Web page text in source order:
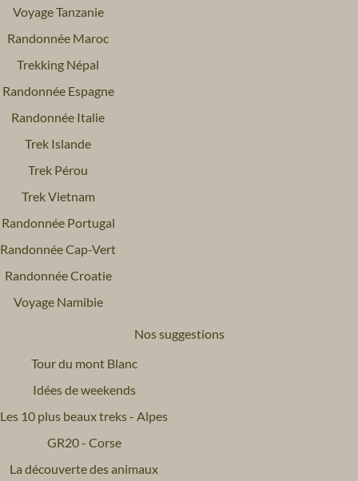
Voyage Tanzanie
Randonnée Maroc
Trekking Népal
Randonnée Espagne
Randonnée Italie
Trek Islande
Trek Pérou
Trek Vietnam
Randonnée Portugal
Randonnée Cap-Vert
Randonnée Croatie
Voyage Namibie
Nos suggestions
Tour du mont Blanc
Idées de weekends
Les 10 plus beaux treks - Alpes
GR20 - Corse
La découverte des animaux